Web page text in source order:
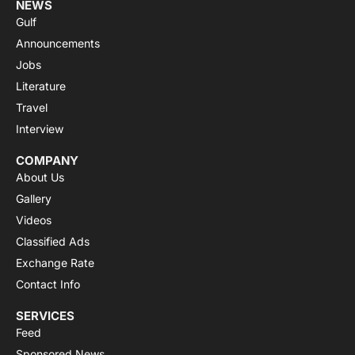
NEWS
Gulf
Announcements
Jobs
Literature
Travel
Interview
COMPANY
About Us
Gallery
Videos
Classified Ads
Exchange Rate
Contact Info
SERVICES
Feed